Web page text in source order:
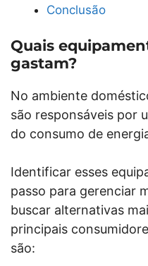
Conclusão
Quais
gastam?
No ambiente
são responsáveis por
do consumo de
Identificar esses
passo para gerenciar
buscar alternativas
principais
são: